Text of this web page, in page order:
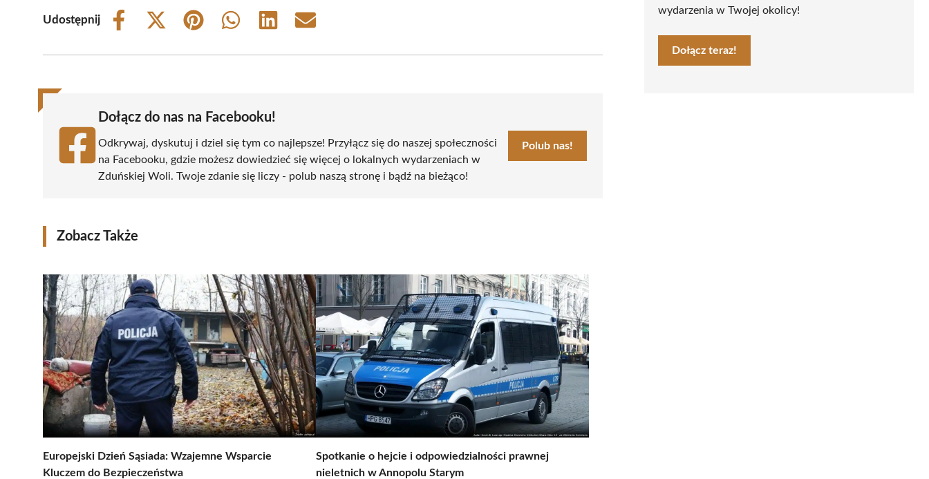
Udostępnij
Share
Share
(Twitter)
Share
Share
Share
Share
Dołącz do nas na Facebooku!
Odkrywaj, dyskutuj i dziel się tym co najlepsze! Przyłącz się do naszej społeczności
na Facebooku, gdzie możesz dowiedzieć się więcej o lokalnych wydarzeniach w
Zduńskiej Woli. Twoje zdanie się liczy - polub naszą stronę i bądź na bieżąco!
Polub nas!
Zobacz Także
Europejski Dzień Sąsiada: Wzajemne Wsparcie
Kluczem do Bezpieczeństwa
Spotkanie o hejcie i odpowiedzialności prawnej
nieletnich w Annopolu Starym
wydarzenia w Twojej okolicy!
Dołącz teraz!